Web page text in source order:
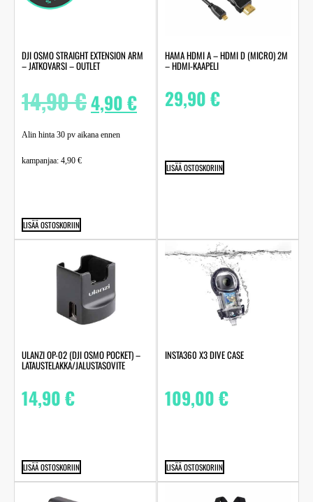
DJI OSMO STRAIGHT EXTENSION ARM
– JATKOVARSI – OUTLET
14,90€4,90€
Alin hinta 30 pv aikana ennen
kampanjaa: 4,90 €
LISÄÄ OSTOSKORIIN
HAMA HDMI A – HDMI D (MICRO) 2M
– HDMI-KAAPELI
29,90€
LISÄÄ OSTOSKORIIN
ULANZI OP-02 (DJI OSMO POCKET) –
LATAUSTELAKKA/JALUSTASOVITE
14,90€
LISÄÄ OSTOSKORIIN
INSTA360 X3 DIVE CASE
109,00€
LISÄÄ OSTOSKORIIN